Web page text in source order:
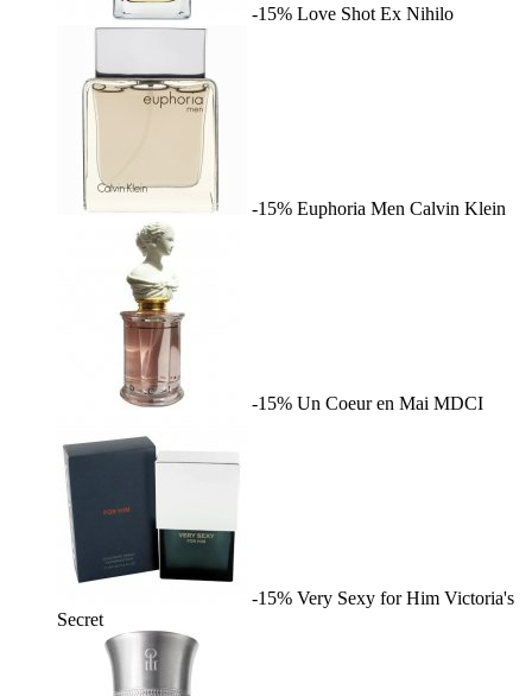
-15% Love Shot Ex Nihilo
-15% Euphoria Men Calvin Klein
-15% Un Coeur en Mai MDCI
-15% Very Sexy for Him Victoria's
Secret